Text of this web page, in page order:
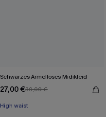
Schwarzes Ärmelloses Midikleid
27,00 €30,00 €
Mit Gratis-Maßband
High waist